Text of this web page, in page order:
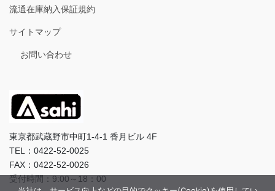
流通在庫納入保証規約
サイトマップ
お問い合わせ
東京都武蔵野市中町1-4-1 香月ビル 4F
TEL：0422-52-0025
FAX：0422-52-0026
受付時間：9:00～18：00